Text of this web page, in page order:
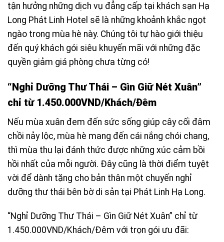
tận hưởng những dịch vụ đẳng cấp tại khách sạn Hạ
Long Phát Linh Hotel sẽ là những khoảnh khắc ngọt
ngào trong mùa hè này. Chúng tôi tự hào giới thiệu
đến quý khách gói siêu khuyến mãi với những đặc
quyền giảm giá phòng chưa từng có!
“Nghỉ Dưỡng Thư Thái – Gìn Giữ Nét Xuân”
chỉ từ 1.450.000VND/Khách/Đêm
Nếu mùa xuân đem đến sức sống giúp cây cối đâm
chồi nảy lộc, mùa hè mang đến cái nắng chói chang,
thì mùa thu lại đánh thức được những xúc cảm bồi
hồi nhất của mỗi người. Đây cũng là thời điểm tuyệt
vời để dành tặng cho bản thân một chuyến nghỉ
dưỡng thư thái bên bờ di sản tại Phát Linh Hạ Long.
“Nghỉ Dưỡng Thư Thái – Gìn Giữ Nét Xuân” chỉ từ
1.450.000VND/Khách/Đêm với trọn gói ưu đãi: